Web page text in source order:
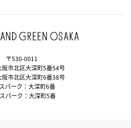
〒530-0011
阪市北区大深町5番54号
阪市北区大深町6番38号
パーク：大深町6番
パーク：大深町5番